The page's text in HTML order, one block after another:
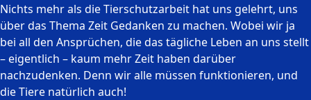
Nichts mehr als die Tierschutzarbeit hat uns gelehrt, uns
über das Thema Zeit Gedanken zu machen. Wobei wir ja
bei all den Ansprüchen, die das tägliche Leben an uns stellt
– eigentlich – kaum mehr Zeit haben darüber
nachzudenken. Denn wir alle müssen funktionieren, und
die Tiere natürlich auch!